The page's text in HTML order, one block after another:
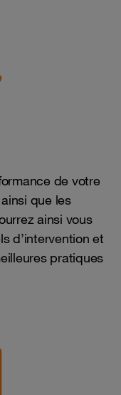
de votre
que les
ainsi vous
d’intervention et
pratiques